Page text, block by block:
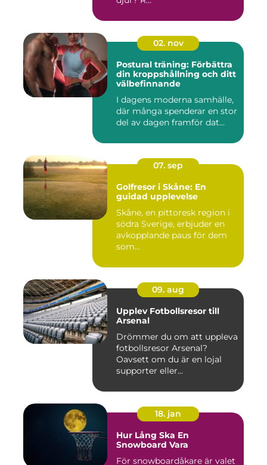
02. nov
Postural träning: Förbättra
din kroppshållning och ditt
välbefinnande
I dagens moderna samhälle,
där många spenderar en stor
del av dagen framför dat...
07. sep
Golfresor i Skåne: En
guidad upplevelse
Skåne, en pittoresk region i
södra Sverige, erbjuder en
avkopplande paus för dem
som...
09. aug
Upplev Fotbollsresor till
Arsenal
Drömmer du om att uppleva
fotbollsresor Arsenal?
Oavsett om du är en lojal
supporter eller...
18. jan
Hur Lång Ska En
Snowboard Vara
För snowboardåkare är valet